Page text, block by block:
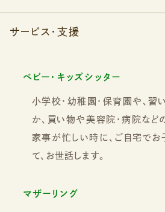
サービス・支援
ベビー・キッズシッター
小学校・幼稚園・保育園や、習
か、買い物や美容院・病院など
家事が忙しい時に、ご自宅でお
て、お世話します。
マザーリング